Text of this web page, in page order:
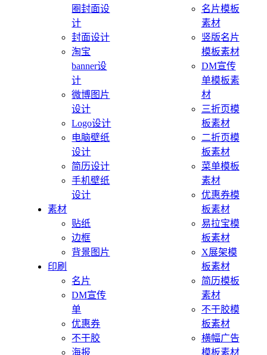
圈封面设
计
封面设计
淘宝
banner设
计
微博图片
设计
Logo设计
电脑壁纸
设计
简历设计
手机壁纸
设计
素材
贴纸
边框
背景图片
印刷
名片
DM宣传
单
优惠券
不干胶
海报
名片模板
素材
竖版名片
模板素材
DM宣传
单模板素
材
三折页模
板素材
二折页模
板素材
菜单模板
素材
优惠券模
板素材
易拉宝模
板素材
X展架模
板素材
简历模板
素材
不干胶模
板素材
横幅广告
模板素材